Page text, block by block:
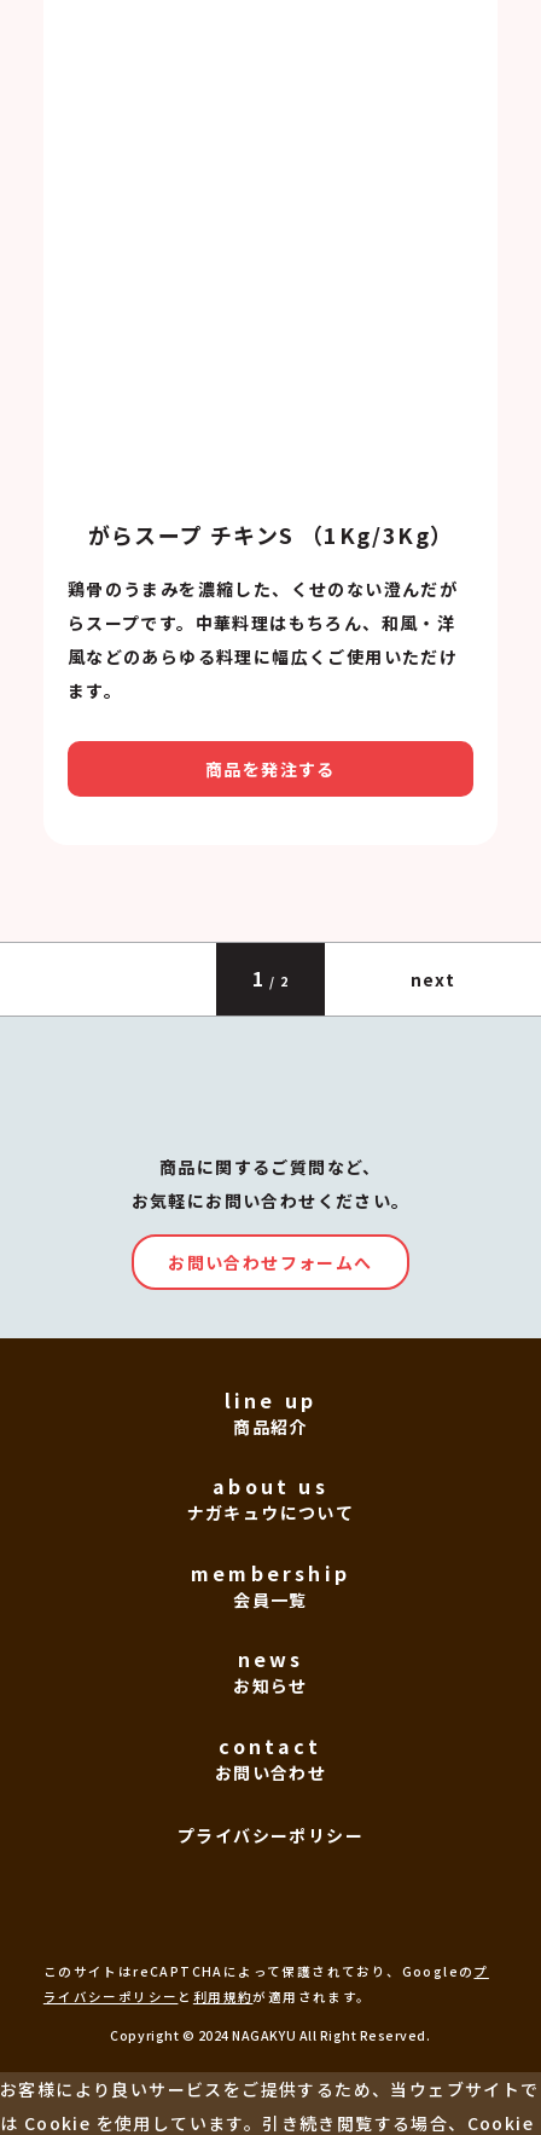
がらスープ チキンS （1Kg/3Kg）
鶏骨のうまみを濃縮した、くせのない澄んだが
らスープです。中華料理はもちろん、和風・洋
風などのあらゆる料理に幅広くご使用いただけ
ます。
商品を発注する
1 / 2 next
商品に関するご質問など、
お気軽にお問い合わせください。
お問い合わせフォームへ
line up
商品紹介
about us
ナガキュウについて
membership
会員一覧
news
お知らせ
contact
お問い合わせ
プライバシーポリシー
このサイトはreCAPTCHAによって保護されており、Googleの プ
ライバシーポリシー と 利用規約が適用されます。
Copyright © 2024 NAGAKYU All Right Reserved.
お客様により良いサービスをご提供するため、当ウェブサイトで
は Cookie を使用しています。引き続き閲覧する場合、Cookie